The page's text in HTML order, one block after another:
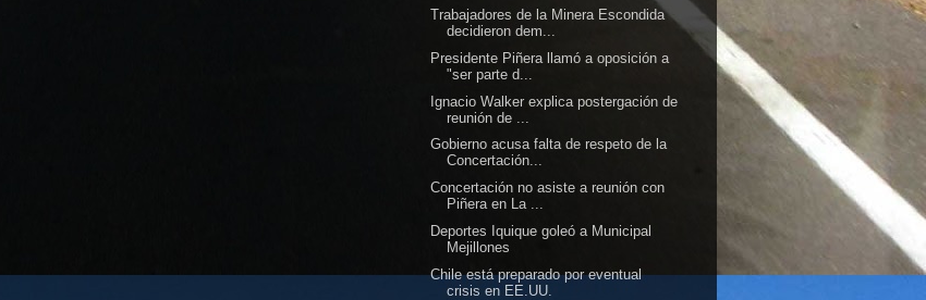
Trabajadores de la Minera Escondida
decidieron dem...
Presidente Piñera llamó a oposición a
"ser parte d...
Ignacio Walker explica postergación de
reunión de ...
Gobierno acusa falta de respeto de la
Concertación...
Concertación no asiste a reunión con
Piñera en La ...
Deportes Iquique goleó a Municipal
Mejillones
Chile está preparado por eventual
crisis en EE.UU.